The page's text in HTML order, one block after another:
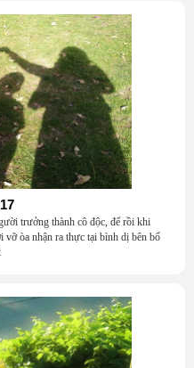
trưởng thành cô độc, để rồi khi
òa nhận ra thực tại bình dị bên bố